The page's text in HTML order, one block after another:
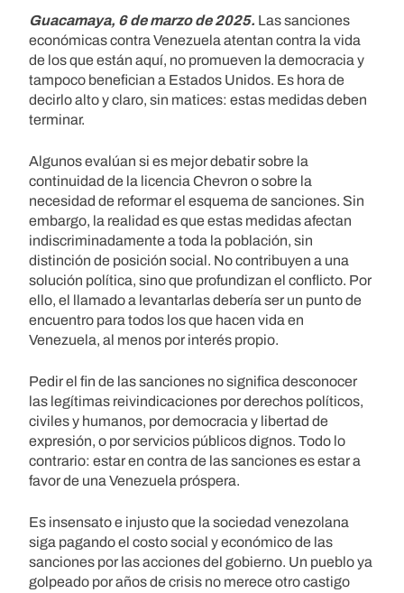
Guacamaya, 6 de marzo de 2025. Las sanciones
económicas contra Venezuela atentan contra la vida
de los que están aquí, no promueven la democracia y
tampoco benefician a Estados Unidos. Es hora de
decirlo alto y claro, sin matices: estas medidas deben
terminar.
Algunos evalúan si es mejor debatir sobre la
continuidad de la licencia Chevron o sobre la
necesidad de reformar el esquema de sanciones. Sin
embargo, la realidad es que estas medidas afectan
indiscriminadamente a toda la población, sin
distinción de posición social. No contribuyen a una
solución política, sino que profundizan el conflicto. Por
ello, el llamado a levantarlas debería ser un punto de
encuentro para todos los que hacen vida en
Venezuela, al menos por interés propio.
Pedir el fin de las sanciones no significa desconocer
las legítimas reivindicaciones por derechos políticos,
civiles y humanos, por democracia y libertad de
expresión, o por servicios públicos dignos. Todo lo
contrario: estar en contra de las sanciones es estar a
favor de una Venezuela próspera.
Es insensato e injusto que la sociedad venezolana
siga pagando el costo social y económico de las
sanciones por las acciones del gobierno. Un pueblo ya
golpeado por años de crisis no merece otro castigo